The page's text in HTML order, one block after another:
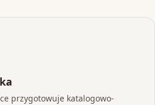
przygotowuje katalogowo-